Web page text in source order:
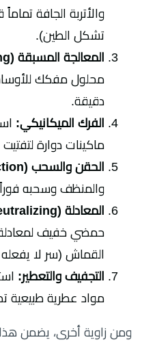
والأتربة الجافة
تشكل الطين).
المعالجة المسبقة (Pre-Conditioning):
دقيقة.
الفرك الميكانيكي:
ماكينات دوارة
الحقن والسحب (Extraction):
والمنظف وسحبه
المعادلة (Neutralizing):
حمضي خفيف
القماش (سر لا يفعله
التجفيف والتعطير:
مواد عطرية طبيعية
ومن زاوية أخرى، يضمن